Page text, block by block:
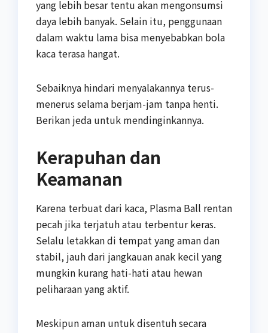
yang lebih besar tentu akan mengonsumsi
daya lebih banyak. Selain itu, penggunaan
dalam waktu lama bisa menyebabkan bola
kaca terasa hangat.
Sebaiknya hindari menyalakannya terus-
menerus selama berjam-jam tanpa henti.
Berikan jeda untuk mendinginkannya.
Kerapuhan dan
Keamanan
Karena terbuat dari kaca, Plasma Ball rentan
pecah jika terjatuh atau terbentur keras.
Selalu letakkan di tempat yang aman dan
stabil, jauh dari jangkauan anak kecil yang
mungkin kurang hati-hati atau hewan
peliharaan yang aktif.
Meskipun aman untuk disentuh secara